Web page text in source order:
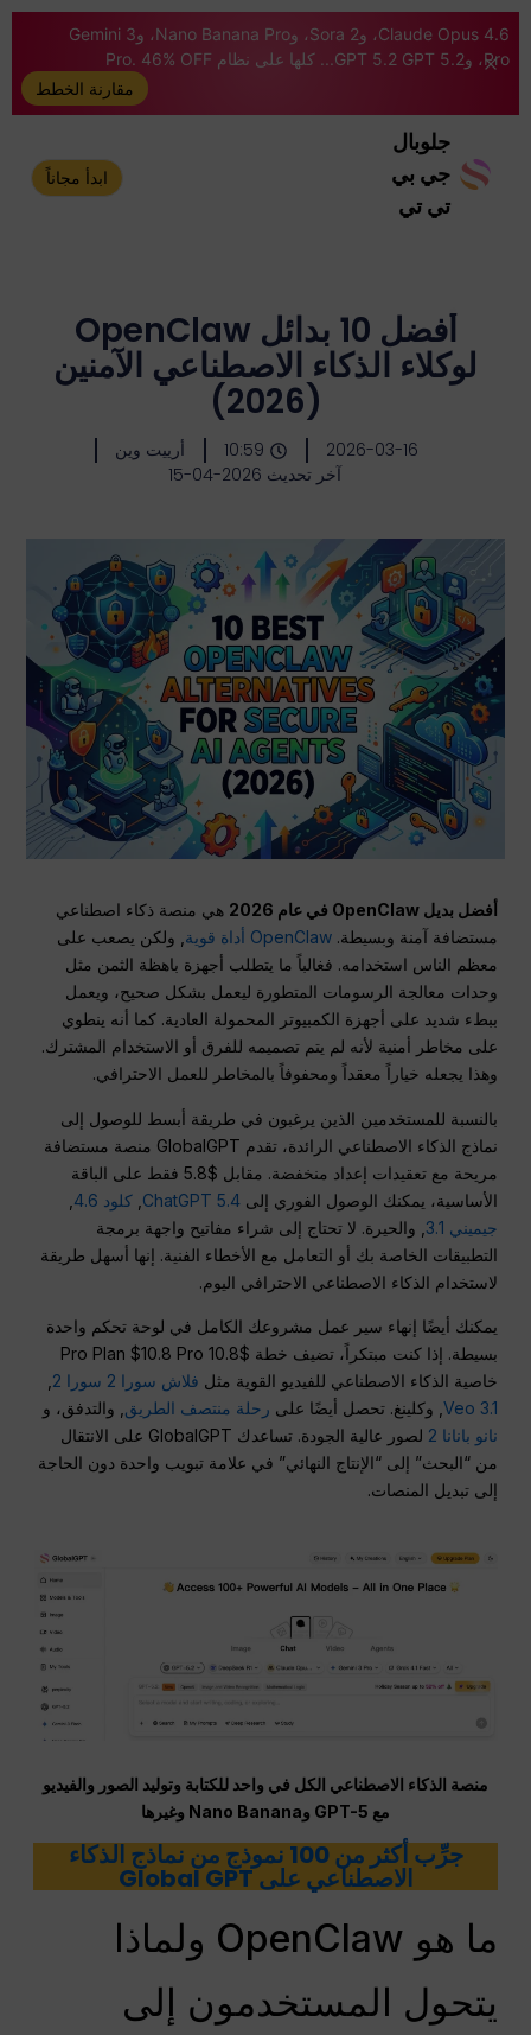
Claude Opus 4.6، وSora 2، وNano Banana Pro، وGemini 3
Pro، وGPT 5.2 GPT 5.2... كلها على نظام Pro. 46% OFF
مقارنة الخطط
جلوبال
جي بي
تي تي
ابدأ مجاناً
أفضل 10 بدائل OpenClaw
لوكلاء الذكاء الاصطناعي الآمنين
(2026)
2026-03-16
10:59
أرييت وين
آخر تحديث 2026-04-15
أفضل بديل OpenClaw في عام 2026
هي منصة ذكاء اصطناعي
مستضافة آمنة وبسيطة.OpenClaw أداة قوية
, ولكن يصعب على
معظم الناس استخدامه. فغالباً ما يتطلب أجهزة باهظة الثمن مثل
وحدات معالجة الرسومات المتطورة ليعمل بشكل صحيح، ويعمل
ببطء شديد على أجهزة الكمبيوتر المحمولة العادية. كما أنه ينطوي
على مخاطر أمنية لأنه لم يتم تصميمه للفرق أو الاستخدام المشترك.
وهذا يجعله خياراً معقداً ومحفوفاً بالمخاطر للعمل الاحترافي.
بالنسبة للمستخدمين الذين يرغبون في طريقة أبسط للوصول إلى
نماذج الذكاء الاصطناعي الرائدة، تقدم GlobalGPT منصة مستضافة
مريحة مع تعقيدات إعداد منخفضة. مقابل $5.8 فقط على الباقة
الأساسية، يمكنك الوصول الفوري إلىChatGPT 5.4
,كلود 4.6
جيميني 3.1
, والحيرة. لا تحتاج إلى شراء مفاتيح واجهة برمجة
التطبيقات الخاصة بك أو التعامل مع الأخطاء الفنية. إنها أسهل طريقة
لاستخدام الذكاء الاصطناعي الاحترافي اليوم.
يمكنك أيضًا إنهاء سير عمل مشروعك الكامل في لوحة تحكم واحدة
بسيطة. إذا كنت مبتكراً، تضيف خطة $10.8 Pro Plan $10.8 Pro
خاصية الذكاء الاصطناعي للفيديو القوية مثل فلاش سورا 2 سورا 2
Veo 3.1 , وكلينغ. تحصل أيضًا على رحلة منتصف الطريق , والتدفق، و
نانو بانانا 2
لصور عالية الجودة. تساعدك GlobalGPT على الانتقال
من “البحث” إلى “الإنتاج النهائي” في علامة تبويب واحدة دون الحاجة
إلى تبديل المنصات.
منصة الذكاء الاصطناعي الكل في واحد للكتابة وتوليد الصور والفيديو
مع GPT-5 وNano Banana وغيرها
جرِّب أكثر من 100 نموذج من نماذج الذكاء
الاصطناعي على Global GPT
ما هو OpenClaw ولماذا
يتحول المستخدمون إلى